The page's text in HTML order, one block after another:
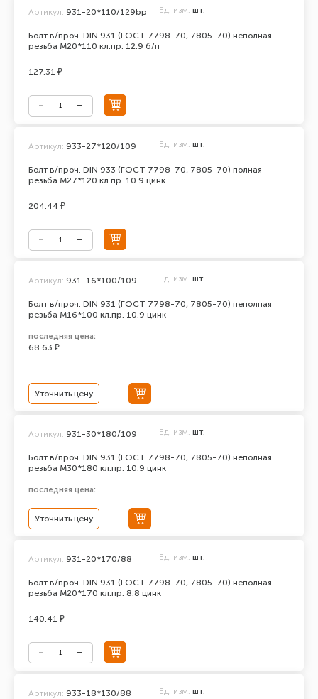
Болт в/проч. DIN 931 (ГОСТ 7798-70, 7805-70) неполная
резьба М20*110 кл.пр. 12.9 б/п
Артикул: 931-20*110/129bp Ед. изм. шт.
127.31 ₽
Болт в/проч. DIN 933 (ГОСТ 7798-70, 7805-70) полная
резьба М27*120 кл.пр. 10.9 цинк
Артикул: 933-27*120/109 Ед. изм. шт.
204.44 ₽
Болт в/проч. DIN 931 (ГОСТ 7798-70, 7805-70) неполная
резьба М16*100 кл.пр. 10.9 цинк
Артикул: 931-16*100/109 Ед. изм. шт.
последняя цена:
68.63 ₽
Уточнить цену
Болт в/проч. DIN 931 (ГОСТ 7798-70, 7805-70) неполная
резьба М30*180 кл.пр. 10.9 цинк
Артикул: 931-30*180/109 Ед. изм. шт.
последняя цена:
Уточнить цену
Болт в/проч. DIN 931 (ГОСТ 7798-70, 7805-70) неполная
резьба М20*170 кл.пр. 8.8 цинк
Артикул: 931-20*170/88 Ед. изм. шт.
140.41 ₽
Артикул: 933-18*130/88 Ед. изм. шт.